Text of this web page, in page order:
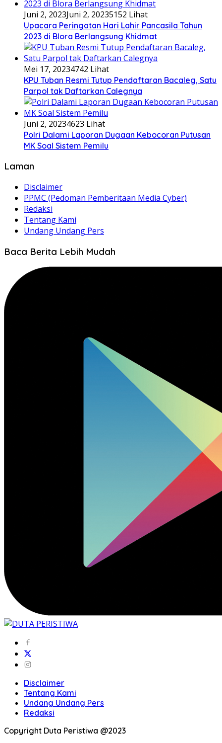
Juni 2, 2023Juni 2, 20235152 Lihat
Upacara Peringatan Hari Lahir Pancasila Tahun
2023 di Blora Berlangsung Khidmat
Mei 17, 20234742 Lihat
KPU Tuban Resmi Tutup Pendaftaran Bacaleg, Satu
Parpol tak Daftarkan Calegnya
Juni 2, 20234623 Lihat
Polri Dalami Laporan Dugaan Kebocoran Putusan
MK Soal Sistem Pemilu
Laman
Disclaimer
PPMC (Pedoman Pemberitaan Media Cyber)
Redaksi
Tentang Kami
Undang Undang Pers
Baca Berita Lebih Mudah
Disclaimer
Tentang Kami
Undang Undang Pers
Redaksi
Copyright Duta Peristiwa @2023